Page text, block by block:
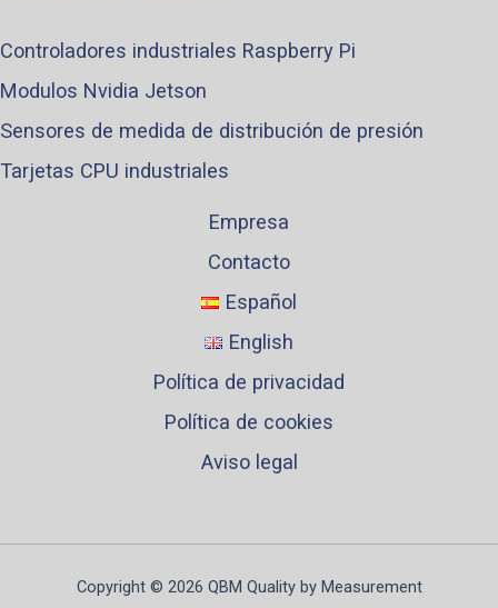
Controladores industriales Raspberry Pi
Modulos Nvidia Jetson
Sensores de medida de distribución de presión
Tarjetas CPU industriales
Empresa
Contacto
Español
English
Política de privacidad
Política de cookies
Aviso legal
Copyright © 2026 QBM Quality by Measurement